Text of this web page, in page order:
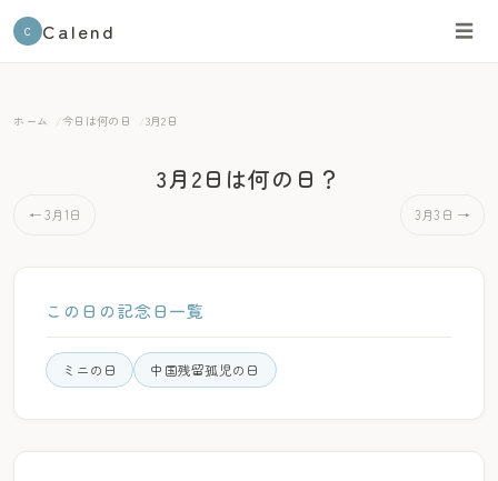
C Calend ☰
ホーム 今日は何の日 3月2日
← 3月1日
3月2日は何の日？
3月3日 →
この日の記念日一覧
ミニの日 中国残留孤児の日